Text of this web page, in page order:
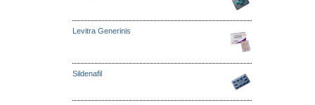
Levitra Generinis
Sildenafil